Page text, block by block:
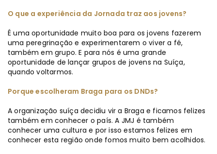
O que a experiência da Jornada traz aos jovens?
É uma oportunidade muito boa para os jovens fazerem
uma peregrinação e experimentarem o viver a fé,
também em grupo. E para nós é uma grande
oportunidade de lançar grupos de jovens na Suíça,
quando voltarmos.
Porque escolheram Braga para os DNDs?
A organização suíça decidiu vir a Braga e ficamos felizes
também em conhecer o país. A JMJ é também
conhecer uma cultura e por isso estamos felizes em
conhecer esta região onde fomos muito bem acolhidos.